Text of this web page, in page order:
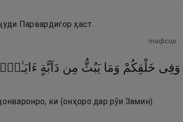
Парвардигор ҳаст.
тафсир
وَفِى خَلْقِكُمْ وَمَا يَبُثُّ مِن دَآبَّةٍ ءَايَـٰتٌۭ
ки (онҳоро дар рӯи Замин)